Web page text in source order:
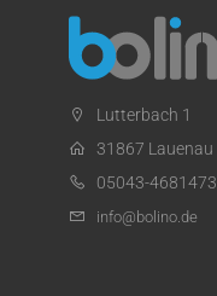
Lutterbach 1
31867 Lauenau
05043-4681473
info@bolino.de